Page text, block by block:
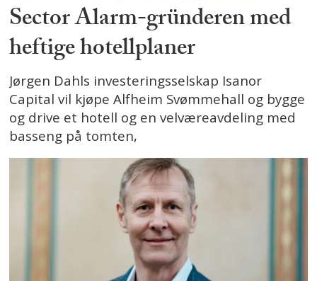
Sector Alarm-gründeren med
heftige hotellplaner
Jørgen Dahls investeringsselskap Isanor
Capital vil kjøpe Alfheim Svømmehall og bygge
og drive et hotell og en velværeavdeling med
basseng på tomten,